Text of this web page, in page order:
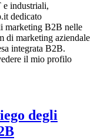
e industriali,
dedicato
marketing B2B nelle
di marketing aziendale
integrata B2B.
il mio profilo
degli